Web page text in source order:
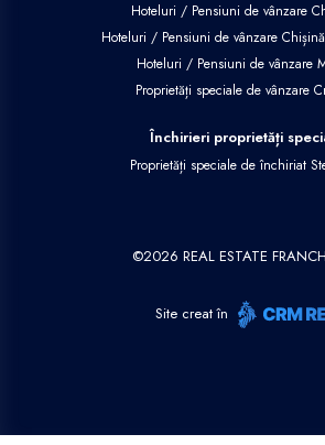
Hoteluri / Pensiuni de vânzare
Hoteluri / Pensiuni de vânzare
Hoteluri / Pensiuni de vânzare
Proprietăți speciale de vânzare
Închirieri proprietăți
Proprietăți speciale de închiriat
©2026 REAL ESTATE
Site creat în